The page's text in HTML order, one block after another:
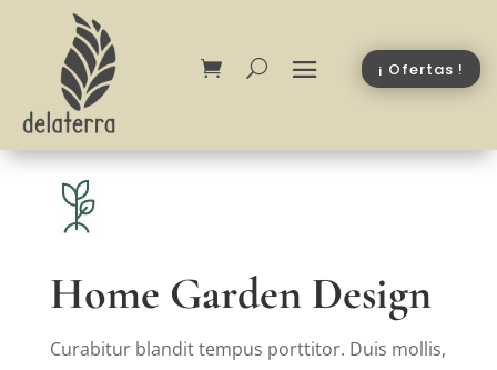
¡ Ofertas !
Home Garden Design
Curabitur blandit tempus porttitor. Duis mollis,